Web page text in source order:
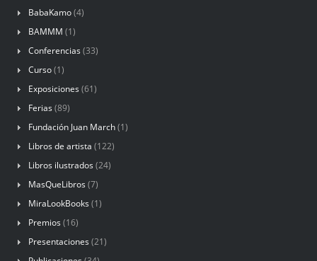
BabaKamo(4)
BAMMM (1)
Conferencias (33)
Curso(1)
Exposiciones (61)
Ferias (89)
Fundación Juan March(1)
Libros de artista (122)
Libros ilustrados (24)
MasQueLibros (7)
MiraLookBooks (1)
Premios (16)
Presentaciones (21)